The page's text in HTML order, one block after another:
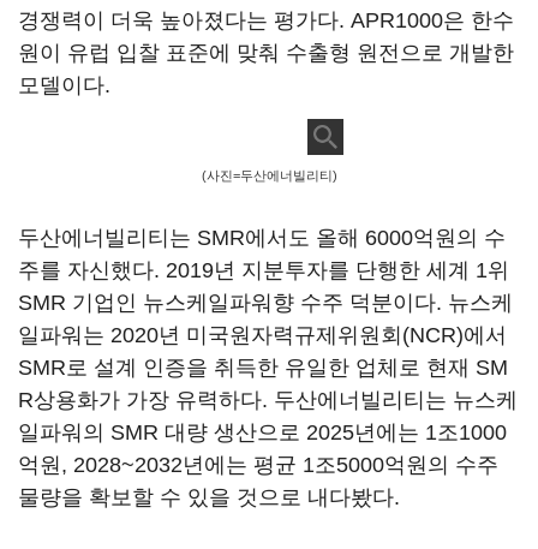
경쟁력이 더욱 높아졌다는 평가다. APR1000은 한수
원이 유럽 입찰 표준에 맞춰 수출형 원전으로 개발한
모델이다.
(사진=두산에너빌리티)
두산에너빌리티는 SMR에서도 올해 6000억원의 수
주를 자신했다. 2019년 지분투자를 단행한 세계 1위
SMR 기업인 뉴스케일파워향 수주 덕분이다. 뉴스케
일파워는 2020년 미국원자력규제위원회(NCR)에서
SMR로 설계 인증을 취득한 유일한 업체로 현재 SM
R상용화가 가장 유력하다. 두산에너빌리티는 뉴스케
일파워의 SMR 대량 생산으로 2025년에는 1조1000
억원, 2028~2032년에는 평균 1조5000억원의 수주
물량을 확보할 수 있을 것으로 내다봤다.